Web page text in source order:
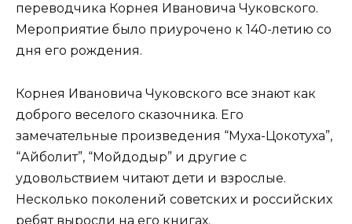
переводчика Корнея Ивановича Чуковского.
Мероприятие было приурочено к 140-летию со
дня его рождения.
Корнея Ивановича Чуковского все знают как
доброго веселого сказочника. Его
замечательные произведения “Муха-Цокотуха”,
“Айболит”, “Мойдодыр” и другие с
удовольствием читают дети и взрослые.
Несколько поколений советских и российских
ребят выросли на его книгах.